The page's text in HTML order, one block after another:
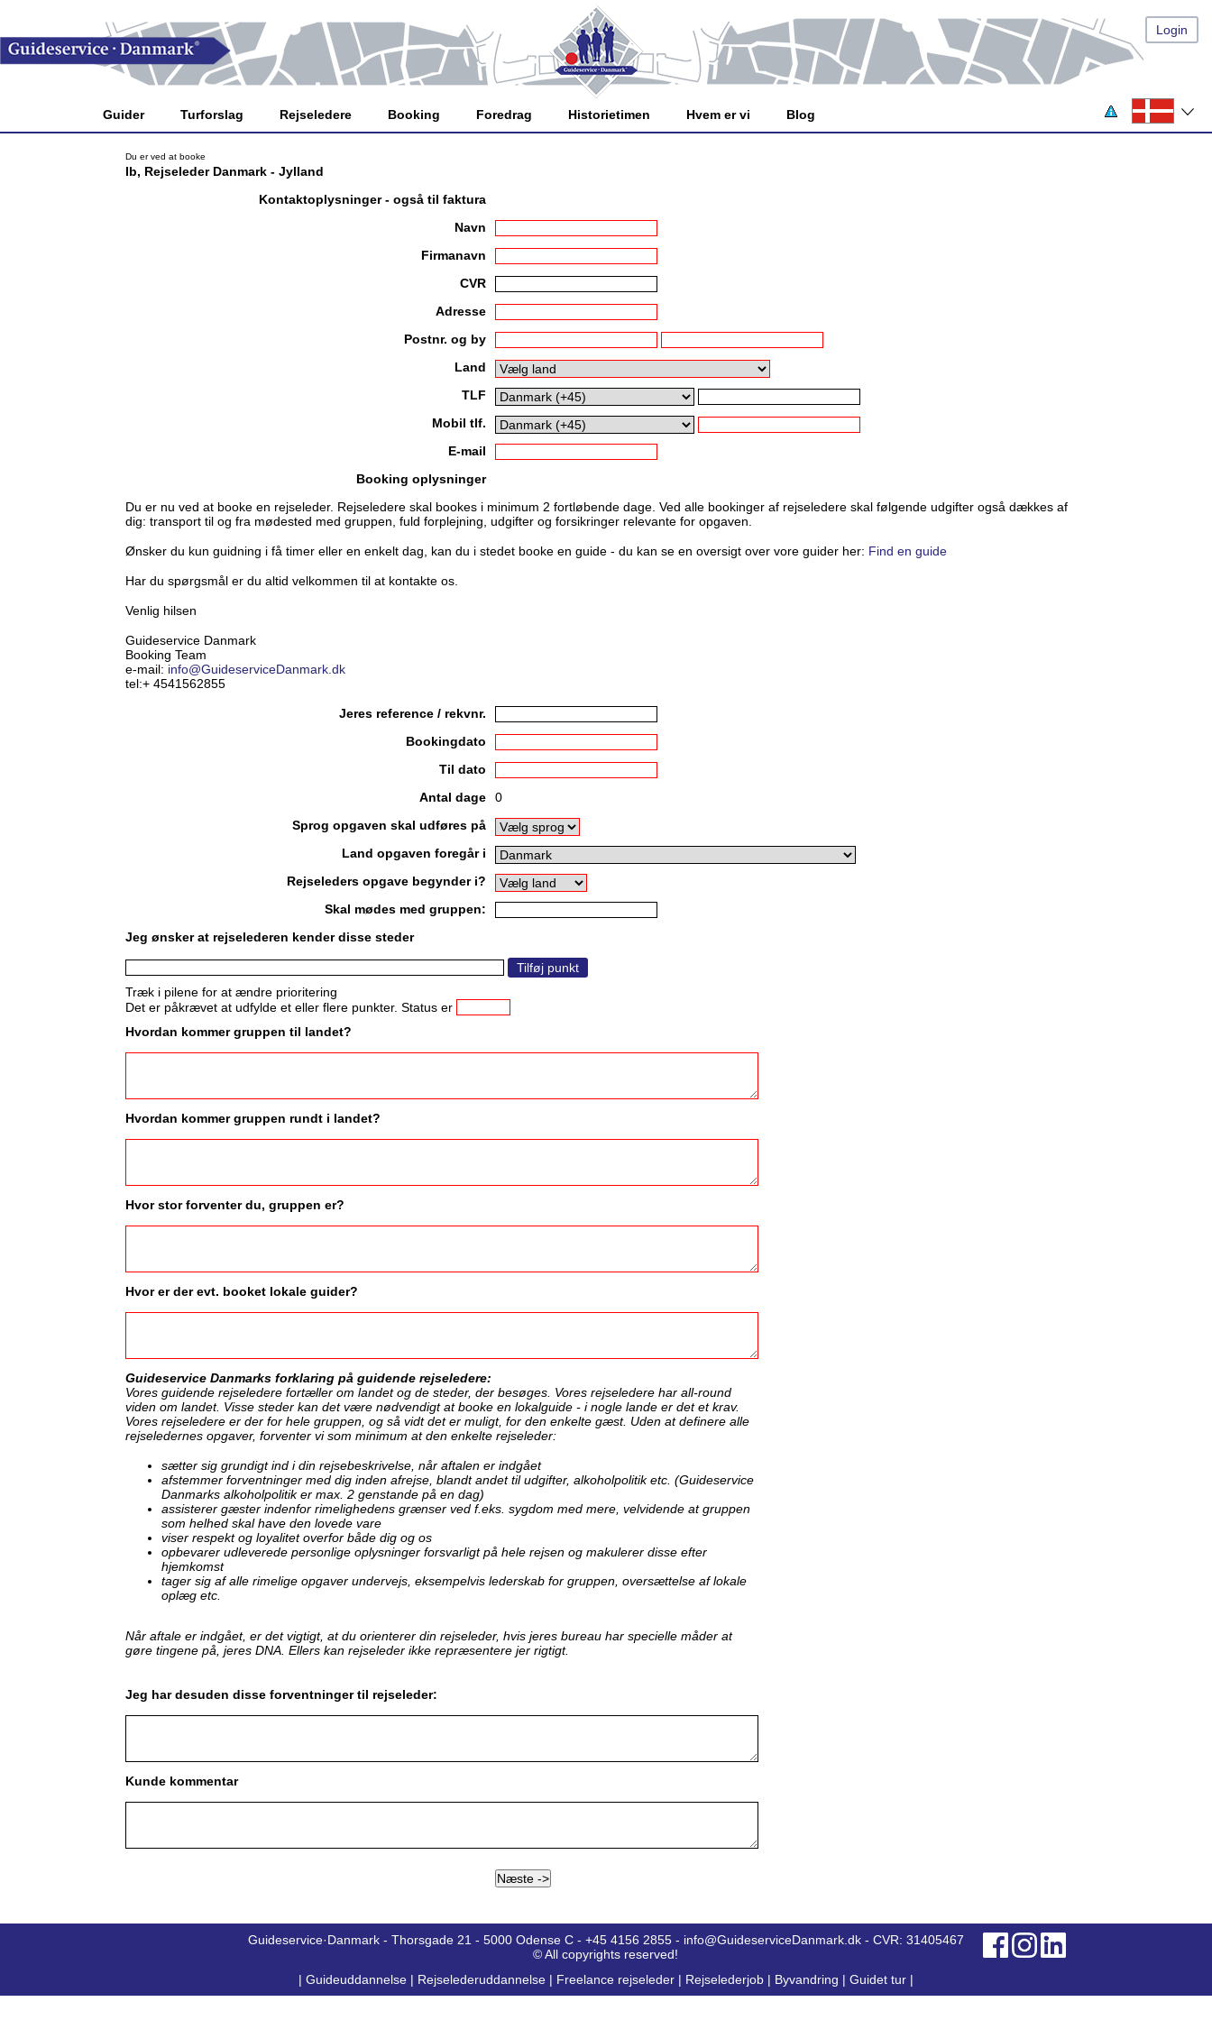
Login
Guider Turforslag Rejseledere Booking Foredrag Historietimen Hvem er vi Blog
Du er ved at booke
Ib, Rejseleder Danmark - Jylland
Kontaktoplysninger - også til faktura
Navn
Firmanavn
CVR
Adresse
Postnr. og by
Land
TLF
Mobil tlf.
E-mail
Booking oplysninger
Du er nu ved at booke en rejseleder. Rejseledere skal bookes i minimum 2 fortløbende dage. Ved alle bookinger af rejseledere skal følgende udgifter også dækkes af
dig: transport til og fra mødested med gruppen, fuld forplejning, udgifter og forsikringer relevante for opgaven.
Ønsker du kun guidning i få timer eller en enkelt dag, kan du i stedet booke en guide - du kan se en oversigt over vore guider her: Find en guide
Har du spørgsmål er du altid velkommen til at kontakte os.
Venlig hilsen
Guideservice Danmark
Booking Team
e-mail: info@GuideserviceDanmark.dk
tel:+ 4541562855
Jeres reference / rekvnr.
Bookingdato
Til dato
Antal dage
0
Sprog opgaven skal udføres på
Land opgaven foregår i
Rejseleders opgave begynder i?
Skal mødes med gruppen:
Jeg ønsker at rejselederen kender disse steder
Træk i pilene for at ændre prioritering
Det er påkrævet at udfylde et eller flere punkter. Status er
Hvordan kommer gruppen til landet?
Hvordan kommer gruppen rundt i landet?
Hvor stor forventer du, gruppen er?
Hvor er der evt. booket lokale guider?
Guideservice Danmarks forklaring på guidende rejseledere:
Vores guidende rejseledere fortæller om landet og de steder, der besøges. Vores rejseledere har all-round
viden om landet. Visse steder kan det være nødvendigt at booke en lokalguide - i nogle lande er det et krav.
Vores rejseledere er der for hele gruppen, og så vidt det er muligt, for den enkelte gæst. Uden at definere alle
rejseledernes opgaver, forventer vi som minimum at den enkelte rejseleder:
sætter sig grundigt ind i din rejsebeskrivelse, når aftalen er indgået
afstemmer forventninger med dig inden afrejse, blandt andet til udgifter, alkoholpolitik etc. (Guideservice
Danmarks alkoholpolitik er max. 2 genstande på en dag)
assisterer gæster indenfor rimelighedens grænser ved f.eks. sygdom med mere, velvidende at gruppen
som helhed skal have den lovede vare
viser respekt og loyalitet overfor både dig og os
opbevarer udleverede personlige oplysninger forsvarligt på hele rejsen og makulerer disse efter
hjemkomst
tager sig af alle rimelige opgaver undervejs, eksempelvis lederskab for gruppen, oversættelse af lokale
oplæg etc.
Når aftale er indgået, er det vigtigt, at du orienterer din rejseleder, hvis jeres bureau har specielle måder at
gøre tingene på, jeres DNA. Ellers kan rejseleder ikke repræsentere jer rigtigt.
Jeg har desuden disse forventninger til rejseleder:
Kunde kommentar
Guideservice·Danmark - Thorsgade 21 - 5000 Odense C - +45 4156 2855 - info@GuideserviceDanmark.dk - CVR: 31405467
© All copyrights reserved!
| Guideuddannelse | Rejselederuddannelse | Freelance rejseleder | Rejselederjob | Byvandring | Guidet tur |